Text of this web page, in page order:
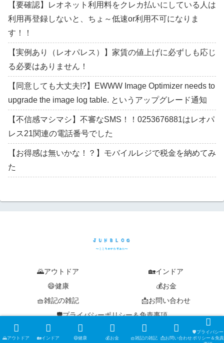
【要確認】レオネット利用料をクレカ払いにしている人は
利用再登録しないと、ちょ～低速or利用不可になりま
す！！
【実例あり（レオパレス）】家賃の値上げに必ずしも応じ
る必要はありません！
【同意しても大丈夫!?】EWWW Image Optimizer needs to
upgrade the image log table. というアップグレード通知
【不信感マシマシ】不審なSMS！！0253676881はレオパ
レス21関連の電話番号でした
【お得感は無いかな！？】モバイルレジで税金を納めてみ
た
🌄アウトドア
🏡インドア
😄健康
💰お金
🧺雑記の雑記
📩お問い合わせ
🛡️プライバシーポリシー＆免責事項
© 2019-2026 junblog ~こころのかたすみに~.
🌄アウトドア 🏡インドア 😄健康 💰お金 🧺雑記の雑記 📩お問い合わせ
🛡️プライバシー
ポリシー＆免責